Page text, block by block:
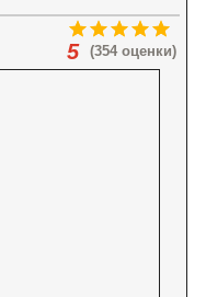
(354 оценки)
5